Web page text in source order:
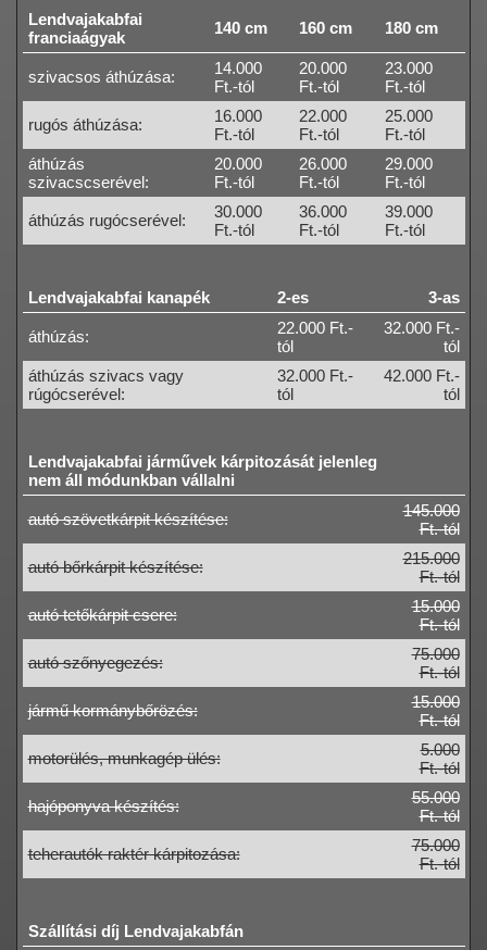
Lendvajakabfai
franciaágyak
140 cm 160 cm 180 cm
szivacsos áthúzása:
14.000
Ft.-tól
20.000
Ft.-tól
23.000
Ft.-tól
rugós áthúzása:
16.000
Ft.-tól
22.000
Ft.-tól
25.000
Ft.-tól
áthúzás
szivacscserével:
20.000
Ft.-tól
26.000
Ft.-tól
29.000
Ft.-tól
áthúzás rugócserével:
30.000
Ft.-tól
36.000
Ft.-tól
39.000
Ft.-tól
Lendvajakabfai kanapék 2-es 3-as
áthúzás:
22.000 Ft.-
tól
32.000 Ft.-
tól
áthúzás szivacs vagy
rúgócserével:
32.000 Ft.-
tól
42.000 Ft.-
tól
Lendvajakabfai járművek kárpitozását jelenleg
nem áll módunkban vállalni
autó szövetkárpit készítése:
145.000
Ft.-tól
autó bőrkárpit készítése:
215.000
Ft.-tól
autó tetőkárpit csere:
15.000
Ft.-tól
autó szőnyegezés:
75.000
Ft.-tól
jármű kormánybőrözés:
15.000
Ft.-tól
motorülés, munkagép ülés:
5.000
Ft.-tól
hajóponyva készítés:
55.000
Ft.-tól
teherautók raktér kárpitozása:
75.000
Ft.-tól
Szállítási díj Lendvajakabfán